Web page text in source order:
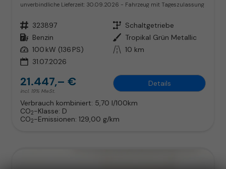
unverbindliche Lieferzeit: 30.09.2026 Fahrzeug mit Tageszulassung
Fahrzeugnr. 323897 Getriebe Schaltgetriebe
Kraftstoff Benzin Außenfarbe Tropikal Grün Metallic
Leistung 100 kW (136 PS) Kilometerstand 10 km
31.07.2026
21.447,– €
incl. 19% MwSt.
Details
Verbrauch kombiniert: 5,70 l/100km
CO2-Klasse: D
CO2-Emissionen: 129,00 g/km